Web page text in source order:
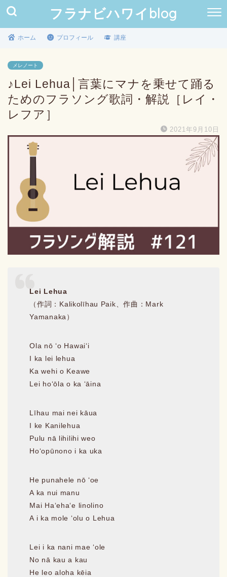
フラナビハワイblog
ホーム プロフィール 講座
メレノート
♪Lei Lehua│言葉にマナを乗せて踊る
ためのフラソング歌詞・解説［レイ・
レフア］
2021年9月10日
Lei Lehua
（作詞：Kalikolīhau Paik、作曲：Mark
Yamanaka）
Ola nō ʻo Hawaiʻi
I ka lei lehua
Ka wehi o Keawe
Lei hoʻōla o ka ʻāina
Līhau mai nei kāua
I ke Kanilehua
Pulu nā lihilihi weo
Hoʻopūnono i ka uka
He punahele nō ʻoe
A ka nui manu
Mai Haʻehaʻe linolino
A i ka mole ʻolu o Lehua
Lei i ka nani mae ʻole
No nā kau a kau
He leo aloha kēia